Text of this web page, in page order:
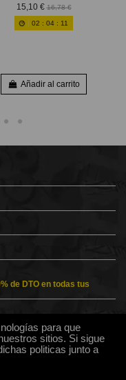
15,10 € 16,78 €
02 : 04: 11
Añadir al carrito
de DTO en todas tus
para que
sitios. Si sigue
politicas junto a